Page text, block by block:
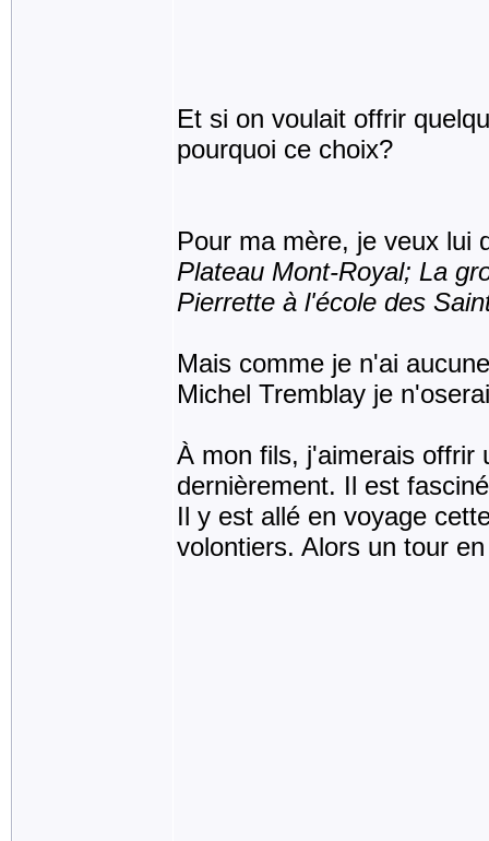
Et si on voulait offrir
pourquoi ce choix?
Pour ma mère, je veux lui
Plateau Mont-Royal; La
Pierrette à l'école des
Mais comme je n'ai
Michel Tremblay je
À mon fils, j'aimerais offrir
dernièrement. Il est
Il y est allé en voyage
volontiers. Alors un tour